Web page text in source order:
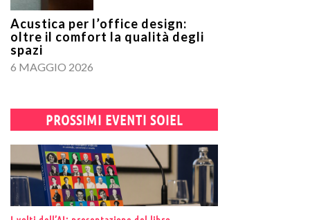
Acustica per l’office design:
oltre il comfort la qualità degli
spazi
6 MAGGIO 2026
PROSSIMI EVENTI SOIEL